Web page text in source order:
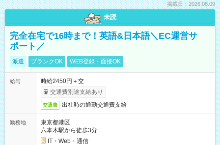
掲載日：2026.08.09
未読
完全在宅で16時まで！英語&日本語＼EC運営サ
ポート／
派遣 ブランクOK WEB登録・面接OK
給与
時給2450円＋交
交通費別途支給あり
交通費 出社時の通勤交通費支給
勤務地
東京都港区
六本木駅から徒歩3分
IT・Web・通信